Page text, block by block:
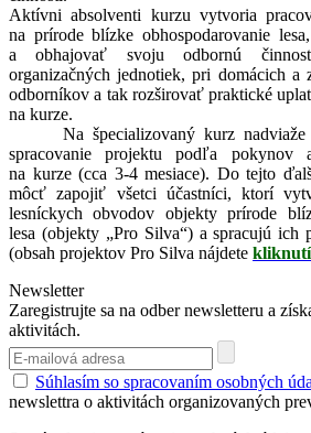
Aktívni absolventi kurzu vytvoria
na prírode blízke obhospodarovanie
a obhajovať svoju odbornú
organizačných jednotiek, pri domácich a
odborníkov a tak rozširovať praktické
na kurze.
Na špecializovaný kurz nadviaže
spracovanie projektu podľa pokynov
na kurze (cca 3-4 mesiace). Do tejto
môcť zapojiť všetci účastníci, ktorí
lesníckych obvodov objekty prírode
lesa (objekty „Pro Silva“) a spracujú ich
(obsah projektov Pro Silva nájdete
Newsletter
Zaregistrujte sa na odber newsletteru a
aktivitách.
Súhlasím so spracovaním osobných
newslettra o aktivitách organizovaných